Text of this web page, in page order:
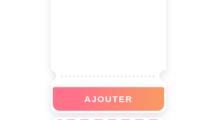
AJOUTER